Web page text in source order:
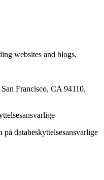
websites and blogs.
Francisco, CA 94110,
databeskyttelsesansvarlige